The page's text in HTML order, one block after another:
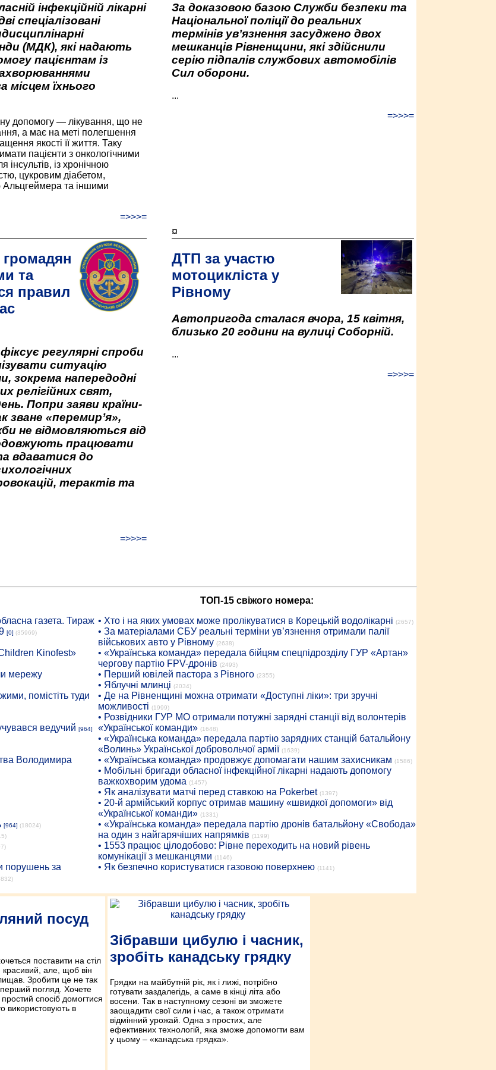
інфекційній лікарні
спеціалізовані
(МДК), які надають
пацієнтам із
місцем їхнього
допомогу — лікування, що не
а має на меті полегшення
якості її життя. Таку
пацієнти з онкологічними
інсультів, із хронічною
цукровим діабетом,
та іншими
=>>>=
За доказовою базою Служби безпеки та
Національної поліції до реальних
термінів ув’язнення засуджено двох
мешканців Рівненщини, які здійснили
серію підпалів службових автомобілів
Сил оборони.
...
=>>>=
громадян
та
правил
регулярні спроби
ситуацію
зокрема напередодні
релігійних свят,
Попри заяви країни-
зване «перемир’я»,
не відмовляються від
працювати
вдаватися до
терактів та
=>>>=
¤
ДТП за участю
мотоцикліста у
Рівному
Автопригода сталася вчора, 15 квітня,
близько 20 години на вулиці Соборній.
...
=>>>=
газета. Тираж
[0] (35969)
Kinofest»
мережу
помістіть туди
ведучий [964]
Володимира
[964] (18024)
порушень за
ТОП-15 свіжого номера:
• Хто і на яких умовах може пролікуватися в Корецькій водолікарні (2657)
• За матеріалами СБУ реальні терміни ув’язнення отримали палії
військових авто у Рівному (2638)
• «Українська команда» передала бійцям спецпідрозділу ГУР «Артан»
чергову партію FPV-дронів (2493)
• Перший ювілей пастора з Рівного (2355)
• Яблучні млинці (2034)
• Де на Рівненщині можна отримати «Доступні ліки»: три зручні
можливості (1999)
• Розвідники ГУР МО отримали потужні зарядні станції від волонтерів
«Української команди» (1648)
• «Українська команда» передала партію зарядних станцій батальйону
«Волинь» Української добровольчої армії (1639)
• «Українська команда» продовжує допомагати нашим захисникам (1586)
• Мобільні бригади обласної інфекційної лікарні надають допомогу
важкохворим удома (1457)
• Як аналізувати матчі перед ставкою на Pokerbet (1397)
• 20-й армійський корпус отримав машину «швидкої допомоги» від
«Української команди» (1331)
• «Українська команда» передала партію дронів батальйону «Свобода»
на один з найгарячіших напрямків (1199)
• 1553 працює цілодобово: Рівне переходить на новий рівень
комунікації з мешканцями (1146)
• Як безпечно користуватися газовою поверхнею (1141)
посуд
поставити на стіл
красивий, але, щоб він
Зробити це не так
погляд. Хочете
спосіб домогтися
використовують в
Зібравши цибулю і часник,
зробіть канадську грядку
Грядки на майбутній рік, як і лижі, потрібно
готувати заздалегідь, а саме в кінці літа або
восени. Так в наступному сезоні ви зможете
заощадити свої сили і час, а також отримати
відмінний урожай. Одна з простих, але
ефективних технологій, яка зможе допомогти вам
у цьому – «канадська грядка».